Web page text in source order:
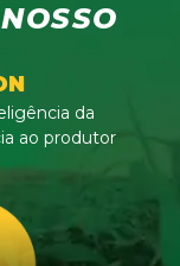
da
ao produtor